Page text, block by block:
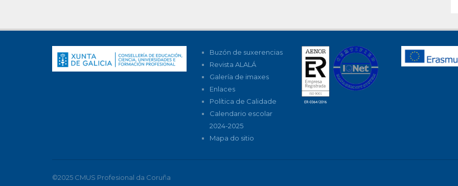
Buzón de suxerencias
Revista ALALÁ
Galería de imaxes
Enlaces
Política de Calidade
Calendario escolar
2024-2025
Mapa do sitio
©2025 CMUS Profesional da Coruña